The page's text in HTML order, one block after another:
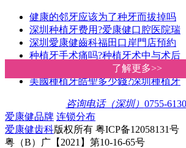
了解更多>>
了解更多>>
健康的邻牙应该为了种牙而拔掉吗
深圳种植牙费用?爱康健口腔医院瑞
深圳愛康健齒科福田口岸門店預約
种植牙手术痛吗?种植牙术中与术后
患有糖尿病或高血压可以种牙吗?深
美國種植牙皓聖多少錢?深圳種植牙
咨询电话（深圳） 0755-
爱康健品牌 连锁分布
爱康健齿科版权所有 粤ICP备12058131号
粤（B）广【2021】第10-16-65号